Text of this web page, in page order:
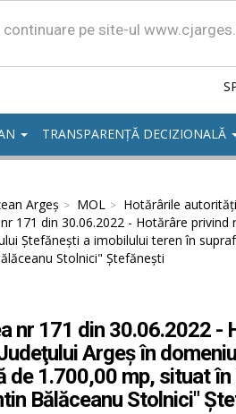
pe site-ul
TRANSPARENȚĂ DECIZIONALĂ
Argeș MOL Hotărârile
171 din 30.06.2022 - Hotărâre
Ștefănești a imobilului teren în
Stolnici" Ștefănești
nr 171 din 30.06.2022 -
Argeş în
de 1.700,00 mp, situat
Bălăceanu Stolnici"